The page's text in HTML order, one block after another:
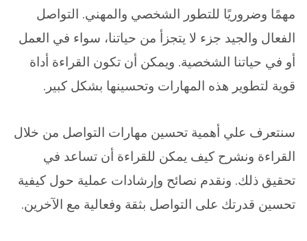
مهمًا وضروريًا للتطور الشخصي والمهني. التواصل
الفعال والجيد جزء لا يتجزأ من حياتنا، سواء في العمل
أو في حياتنا الشخصية. ويمكن أن تكون القراءة أداة
قوية لتطوير هذه المهارات وتحسينها بشكل كبير.
سنتعرف علي أهمية تحسين مهارات التواصل من خلال
القراءة ونشرح كيف يمكن للقراءة أن تساعد في
تحقيق ذلك. ونقدم نصائح وإرشادات عملية حول كيفية
تحسين قدرتك على التواصل بثقة وفعالية مع الآخرين.